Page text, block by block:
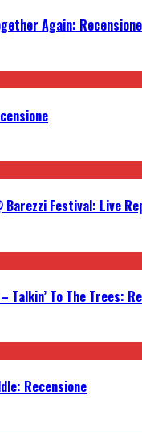
Again: Recensione
Barezzi Festival: Live
Talkin’ To The Trees:
Recensione